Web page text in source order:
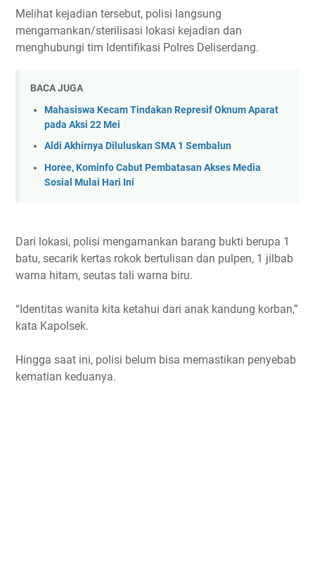
Melihat kejadian tersebut, polisi langsung
mengamankan/sterilisasi lokasi kejadian dan
menghubungi tim Identifikasi Polres Deliserdang.
BACA JUGA
Mahasiswa Kecam Tindakan Represif Oknum Aparat
pada Aksi 22 Mei
Aldi Akhirnya Diluluskan SMA 1 Sembalun
Horee, Kominfo Cabut Pembatasan Akses Media
Sosial Mulai Hari Ini
Dari lokasi, polisi mengamankan barang bukti berupa 1
batu, secarik kertas rokok bertulisan dan pulpen, 1 jilbab
warna hitam, seutas tali warna biru.
“Identitas wanita kita ketahui dari anak kandung korban,”
kata Kapolsek.
Hingga saat ini, polisi belum bisa memastikan penyebab
kematian keduanya.